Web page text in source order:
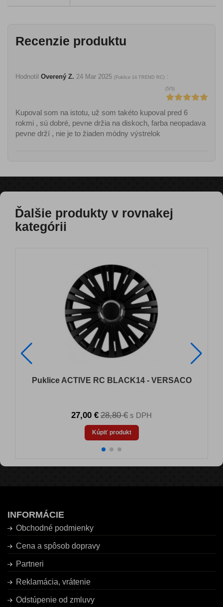
Recenzie produktu
Hodnotil Overený Z. 24 Mar 2025 ( Puklice 14 TREND RC) :
(5/5)
Kupoval som na istotu, už som takéto kupoval pred 6
rokmi , sú dobré, pevne držia na diskoch, farba neopadava
pevne drží , nie je to žiaden módny výstrelok
Ďalšie produkty v rovnakej
kategórii
Puklice ACTIVE RC BLACK14 - VERSACO
27,00 € 28,80 € s DPH
Kúpiť produkt
INFORMÁCIE
Obchodné podmienky
Cena a spôsob dopravy
Partneri
Reklamácia, vrátenie
Odstúpenie od zmluvy